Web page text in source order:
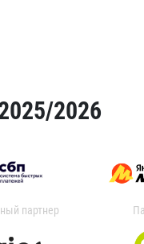
2026
партнер